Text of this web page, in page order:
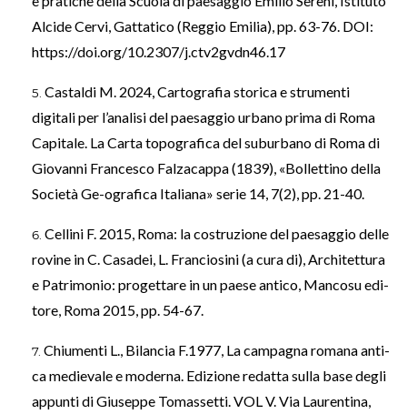
Alcide Cervi, Gattatico (Reggio Emilia), pp. 63-76. DOI:
https://doi.org/10.2307/j.ctv2gvdn46.17
Castaldi M. 2024, Cartografia storica e strumenti
digitali per l’analisi del paesaggio urbano prima di Roma
Capitale. La Carta topografica del suburbano di Roma di
Giovanni Francesco Falzacappa (1839), «Bollettino della
Società Ge-ografica Italiana» serie 14, 7(2), pp. 21-40.
Cellini F. 2015, Roma: la costruzione del paesaggio delle
rovine in C. Casadei, L. Franciosini (a cura di), Architettura
e Patrimonio: progettare in un paese antico, Mancosu edi-
tore, Roma 2015, pp. 54-67.
Chiumenti L., Bilancia F.1977, La campagna romana anti-
ca medievale e moderna. Edizione redatta sulla base degli
appunti di Giuseppe Tomassetti. VOL V. Via Laurentina,